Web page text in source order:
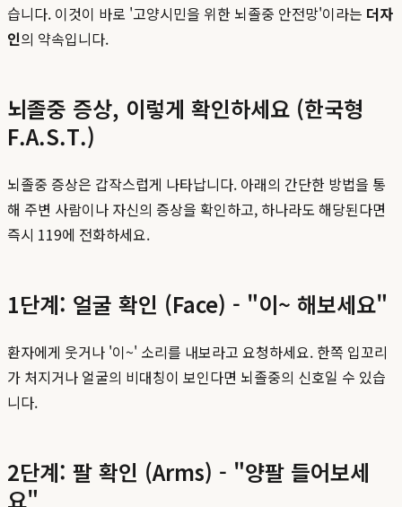
습니다. 이것이 바로 '고양시민을 위한 뇌졸중 안전망'이라는 더자
인의 약속입니다.
뇌졸중 증상, 이렇게 확인하세요 (한국형
F.A.S.T.)
뇌졸중 증상은 갑작스럽게 나타납니다. 아래의 간단한 방법을 통
해 주변 사람이나 자신의 증상을 확인하고, 하나라도 해당된다면
즉시 119에 전화하세요.
1단계: 얼굴 확인 (Face) - "이~ 해보세요"
환자에게 웃거나 '이~' 소리를 내보라고 요청하세요. 한쪽 입꼬리
가 처지거나 얼굴의 비대칭이 보인다면 뇌졸중의 신호일 수 있습
니다.
2단계: 팔 확인 (Arms) - "양팔 들어보세
요"